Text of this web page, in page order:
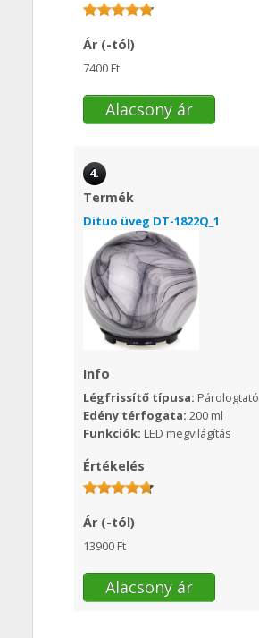
Ár (-tól)
7400 Ft
Alacsony ár
4.
Termék
Dituo üveg DT-1822Q_1
Info
Légfrissítő típusa: Párologtató
Edény térfogata: 200 ml
Funkciók: LED megvilágítás
Értékelés
Ár (-tól)
13900 Ft
Alacsony ár